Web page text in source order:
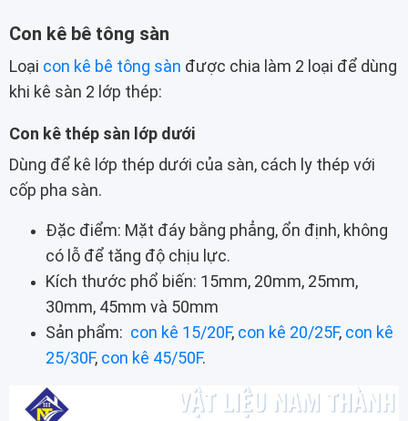
Con kê bê tông sàn
Loại con kê bê tông sàn được chia làm 2 loại để dùng
khi kê sàn 2 lớp thép:
Con kê thép sàn lớp dưới
Dùng để kê lớp thép dưới của sàn, cách ly thép với
cốp pha sàn.
Đặc điểm: Mặt đáy bằng phẳng, ổn định, không
có lỗ để tăng độ chịu lực.
Kích thước phổ biến: 15mm, 20mm, 25mm,
30mm, 45mm và 50mm
Sản phẩm: con kê 15/20F, con kê 20/25F, con kê
25/30F, con kê 45/50F.